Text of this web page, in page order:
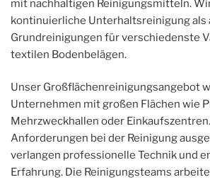
mit nachhaltigen Reinigungsmitteln.
kontinuierliche Unterhaltsreinigung als
Grundreinigungen für verschiedenste
textilen Bodenbelägen.
Unser Großflächenreinigungsangebot
Unternehmen mit großen Flächen wie
Mehrzweckhallen oder
Anforderungen bei der Reinigung
verlangen professionelle Technik und
Erfahrung. Die Reinigungsteams